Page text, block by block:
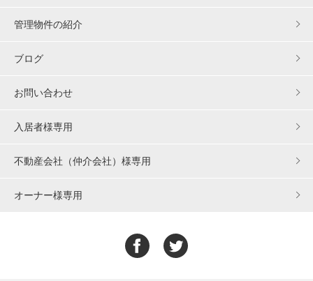
管理物件の紹介
ブログ
お問い合わせ
入居者様専用
不動産会社（仲介会社）様専用
オーナー様専用